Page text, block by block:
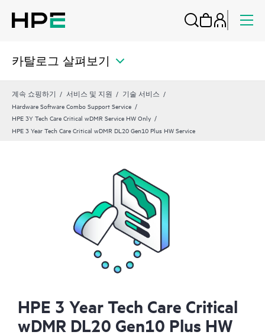
카탈로그 살펴보기
계속 쇼핑하기 서비스 및 지원
기술 서비스
Hardware Software Combo Support Service
HPE 3Y Tech Care Critical wDMR Service HW Only
HPE 3 Year Tech Care Critical wDMR DL20 Gen10 Plus HW Service
HPE 3 Year Tech Care Critical
wDMR DL20 Gen10 Plus HW